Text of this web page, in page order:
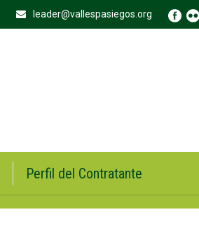
leader@vallespasiegos.org
Perfil del Contratante